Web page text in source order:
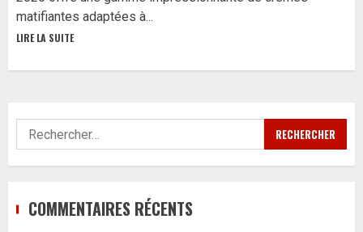
matifiantes adaptées à...
LIRE LA SUITE
Rechercher :
COMMENTAIRES RÉCENTS